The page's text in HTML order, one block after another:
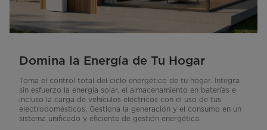
Domina la Energía de Tu Hogar
Toma el control total del ciclo energético de tu hogar. Integra
sin esfuerzo la energía solar, el almacenamiento en baterías e
incluso la carga de vehículos eléctricos con el uso de tus
electrodomésticos. Gestiona la generación y el consumo en un
sistema unificado y eficiente de gestión energética.